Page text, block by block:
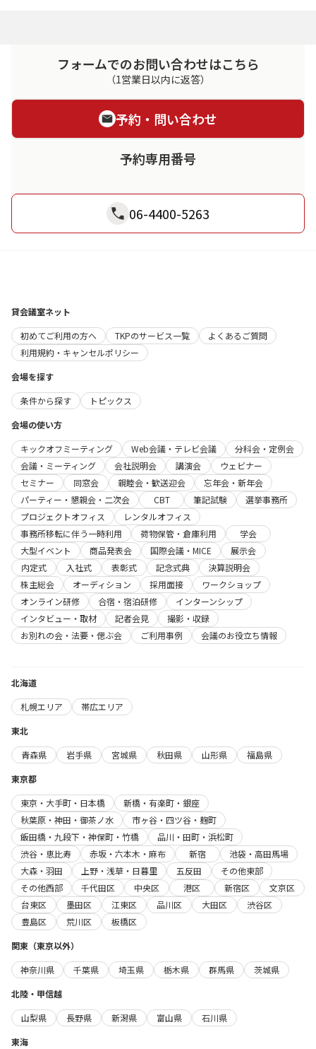
フォームでのお問い合わせはこちら
（1営業日以内に返答）
予約・問い合わせ
予約専用番号
06-4400-5263
貸会議室ネット
初めてご利用の方へ
TKPのサービス一覧
よくあるご質問
利用規約・キャンセルポリシー
会場を探す
条件から探す
トピックス
会場の使い方
キックオフミーティング
Web会議・テレビ会議
分科会・定例会
会議・ミーティング
会社説明会 講演会
ウェビナー
セミナー
同窓会 親睦会・歓送迎会
忘年会・新年会
パーティー・懇親会・二次会
CBT 筆記試験
選挙事務所
プロジェクトオフィス
レンタルオフィス
事務所移転に伴う一時利用
荷物保管・倉庫利用
学会
大型イベント
商品発表会 国際会議・MICE
展示会
内定式
入社式 表彰式 記念式典
決算説明会
株主総会
オーディション 採用面接
ワークショップ
オンライン研修
合宿・宿泊研修
インターンシップ
インタビュー・取材
記者会見
撮影・収録
お別れの会・法要・偲ぶ会
ご利用事例 会議のお役立ち情報
北海道
札幌エリア
帯広エリア
東北
青森県
岩手県 宮城県 秋田県 山形県
福島県
東京都
東京・大手町・日本橋
新橋・有楽町・銀座
秋葉原・神田・御茶ノ水
市ヶ谷・四ツ谷・麹町
飯田橋・九段下・神保町・竹橋
品川・田町・浜松町
渋谷・恵比寿
赤坂・六本木・麻布 新宿
池袋・高田馬場
大森・羽田
上野・浅草・日暮里 五反田
その他東部
その他西部
千代田区 中央区 港区 新宿区
文京区
台東区
墨田区 江東区 品川区 大田区
渋谷区
豊島区
荒川区
板橋区
関東（東京以外）
神奈川県
千葉県 埼玉県 栃木県 群馬県
茨城県
北陸・甲信越
山梨県
長野県 新潟県 富山県
石川県
東海